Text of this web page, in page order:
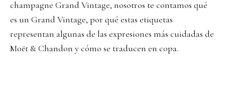
champagne Grand Vintage, nosotros te contamos qué
es un Grand Vintage, por qué estas etiquetas
representan algunas de las expresiones más cuidadas de
Moët & Chandon y cómo se traducen en copa.